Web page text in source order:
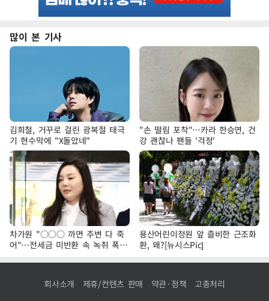
많이 본 기사
김희철, 거꾸로 걸린 광복절 태극
기 현수막에 "X돌았네"
"손 떨림 포착"…카라 한승연, 건
강 괜찮나 팬들 '걱정'
차가원 "○○○ 까면 주변 다 죽
어"…전세금 미반환 속 녹취 폭로
파장
용산어린이정원 앞 즐비한 근조화
환, 왜?[뉴시스Pic]
회사소개 제휴/컨텐츠 판매 약관·정책 고충처리